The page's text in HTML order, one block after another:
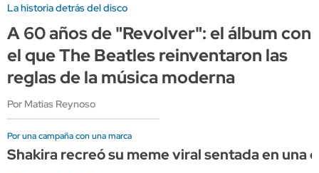
La historia detrás del disco
A 60 años de "Revolver": el álbum con
el que The Beatles reinventaron las
reglas de la música moderna
Por Matias Reynoso
Por una campaña con una marca
Shakira recreó su meme viral sentada en una